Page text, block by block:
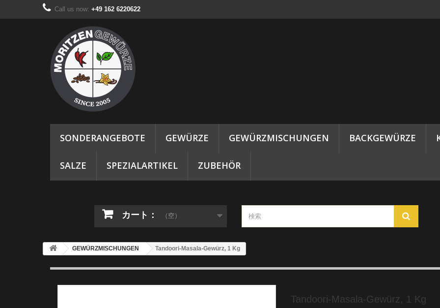
Call us now: +49 162 6220622
SONDERANGEBOTE GEWÜRZE GEWÜRZMISCHUNGEN BACKGEWÜRZE
SALZE SPEZIALARTIKEL ZUBEHÖR
カート： （空）
GEWÜRZMISCHUNGEN Tandoori-Masala-Gewürz, 1 Kg
Tandoori-Masala-Gewürz, 1 Kg